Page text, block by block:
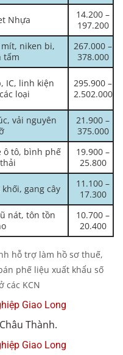
Nhựa
14.200 –
197.200
niken bi,
tấm
267.000 –
378.000
IC, linh kiện
loại
295.900 –
2.502.000
vải nguyên
21.900 –
375.000
ô tô, bình phế
19.900 –
25.800
gang cây
11.100 –
17.300
nát, tôn tồn
10.700 –
20.400
hỗ trợ làm hồ sơ thuế,
phế liệu xuất khẩu số
các KCN
Giao Long
Thành.
Giao Long